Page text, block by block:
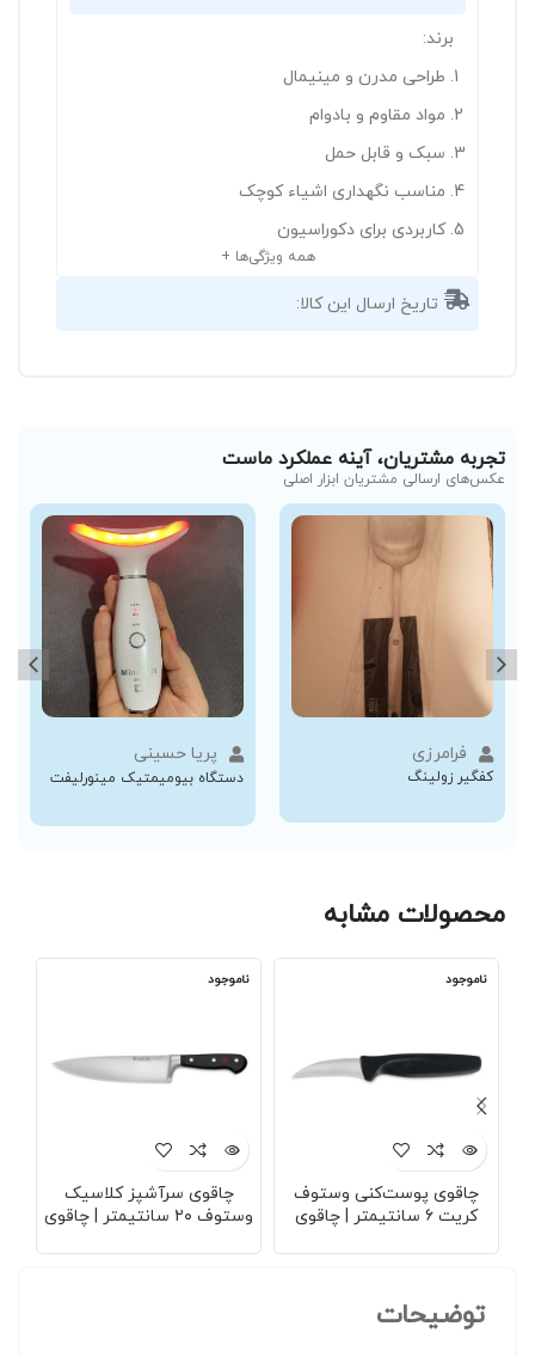
برند:
طراحی مدرن و مینیمال
مواد مقاوم و بادوام
سبک و قابل حمل
مناسب نگهداری اشیاء کوچک
کاربردی برای دکوراسیون
همه ویژگی‌ها +
تاریخ ارسال این کالا:
تجربه مشتریان، آینه عملکرد ماست
عکس‌های ارسالی مشتریان ابزار اصلی
فرامرزی
کفگیر زولینگ
پریا حسینی
دستگاه بیومیمتیک مینورلیفت
محصولات مشابه
ناموجود
چاقوی پوست‌کنی وستوف
کریت ۶ سانتیمتر | چاقوی
ضدزنگ | دسته ارگونومیک |
پوست‌گیری دقیق
ناموجود
چاقوی سرآشپز کلاسیک
وستوف ۲۰ سانتیمتر | چاقوی
فولادی ضدزنگ | دسته سه‌تکه
توضیحات